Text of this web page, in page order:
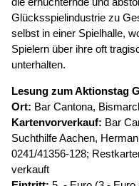
Glücksspielindustrie zu
selbst in einer Spielhalle,
Spielern über ihre oft
unterhalten.
Lesung zum Aktionstag
Ort: Bar Cantona,
Kartenvorverkauf: Bar
Suchthilfe Aachen,
0241/41356-128;
verkauft